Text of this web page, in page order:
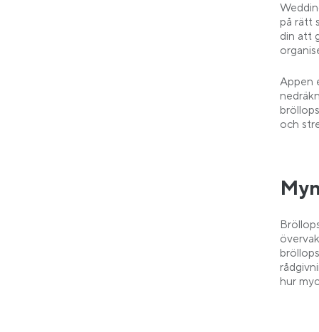
på rätt
din att
Appen
och
hur